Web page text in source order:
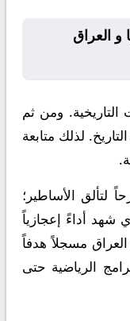
و العراق
ومن ثم
لذلك متابعة
لتألق الأساطير؛
شهد أداءً إعجازياً
مسجلاً هدفاً
الرياضية حتى